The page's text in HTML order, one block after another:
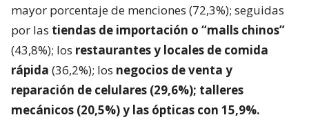
mayor porcentaje de menciones (72,3%); seguidas
por las tiendas de importación o “malls chinos”
(43,8%); los restaurantes y locales de comida
rápida (36,2%); los negocios de venta y
reparación de celulares (29,6%); talleres
mecánicos (20,5%) y las ópticas con 15,9%.